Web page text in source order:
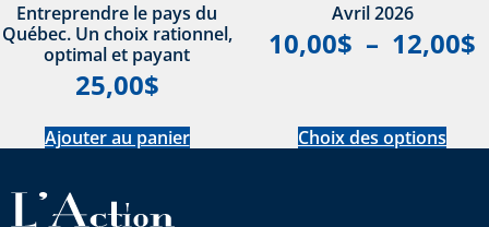
Entreprendre le pays du
Québec. Un choix rationnel,
optimal et payant
25,00$
Ajouter au panier
Avril 2026
10,00$ – 12,00$
Choix des options